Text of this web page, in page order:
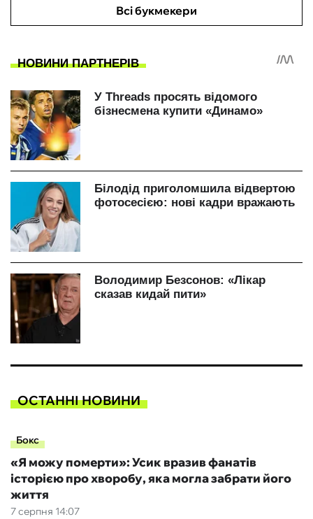
Всі букмекери
ОСТАННІ НОВИНИ
Бокс
7 серпня 14:07
«Я можу померти»: Усик вразив фанатів
історією про хворобу, яка могла забрати його
життя